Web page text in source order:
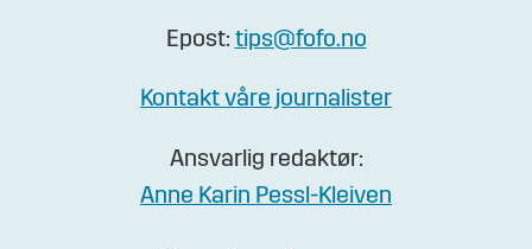
Epost: tips@fofo.no
Kontakt våre journalister
Ansvarlig redaktør:
Anne Karin Pessl-Kleiven